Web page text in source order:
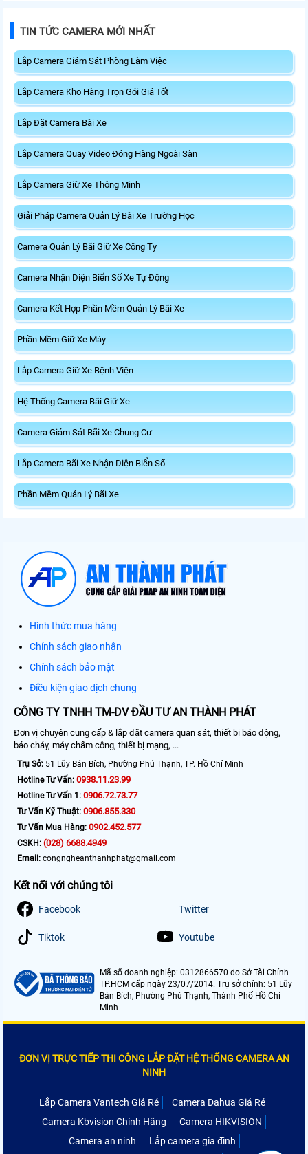
TIN TỨC CAMERA MỚI NHẤT
Lắp Camera Giám Sát Phòng Làm Việc
Lắp Camera Kho Hàng Trọn Gói Giá Tốt
Lắp Đặt Camera Bãi Xe
Lắp Camera Quay Video Đóng Hàng Ngoài Sàn
Lắp Camera Giữ Xe Thông Minh
Giải Pháp Camera Quản Lý Bãi Xe Trường Học
Camera Quản Lý Bãi Giữ Xe Công Ty
Camera Nhận Diện Biển Số Xe Tự Động
Camera Kết Hợp Phần Mềm Quản Lý Bãi Xe
Phần Mềm Giữ Xe Máy
Lắp Camera Giữ Xe Bệnh Viện
Hệ Thống Camera Bãi Giữ Xe
Camera Giám Sát Bãi Xe Chung Cư
Lắp Camera Bãi Xe Nhận Diện Biển Số
Phần Mềm Quản Lý Bãi Xe
Hình thức mua hàng
Chính sách giao nhận
Chính sách bảo mật
Điều kiện giao dịch chung
CÔNG TY TNHH TM-DV ĐẦU TƯ AN THÀNH PHÁT
Đơn vị chuyên cung cấp & lắp đặt camera quan sát, thiết bị báo động,
báo cháy, máy chấm công, thiết bị mạng, ...
Trụ Sở: 51 Lũy Bán Bích, Phường Phú Thạnh, TP. Hồ Chí Minh
Hotline Tư Vấn: 0938.11.23.99
Hotline Tư Vấn 1: 0906.72.73.77
Tư Vấn Kỹ Thuật: 0906.855.330
Tư Vấn Mua Hàng: 0902.452.577
CSKH: (028) 6688.4949
Email: congngheanthanhphat@gmail.com
Kết nối với chúng tôi
Facebook Twitter
Tiktok Youtube
Mã số doanh nghiệp: 0312866570 do Sở Tài Chính
TP.HCM cấp ngày 23/07/2014. Trụ sở chính: 51 Lũy
Bán Bích, Phường Phú Thạnh, Thành Phố Hồ Chí
Minh
ĐƠN VỊ TRỰC TIẾP THI CÔNG LẮP ĐẶT HỆ THỐNG CAMERA AN
NINH
Lắp Camera Vantech Giá Rẻ
Camera Dahua Giá Rẻ
Camera Kbvision Chính Hãng
Camera HIKVISION
Camera an ninh
Lắp camera gia đình